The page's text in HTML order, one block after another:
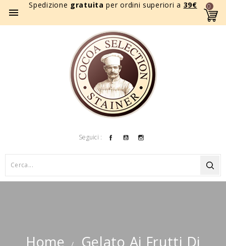
Spedizione gratuita per ordini superiori a 39€

0
Seguici : FacebookYouTube
Home Gelato Ai Frutti Di